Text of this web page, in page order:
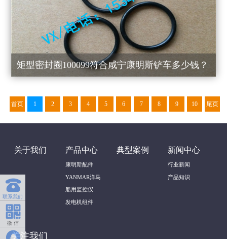
矩型密封圈100099符合咸宁康明斯铲车多少钱？
首页 1 2 3 4 5 6 7 8 9 10 尾页
关于我们 产品中心
康明斯配件
YANMAR洋马
船用监控仪
发电机组件
典型案例 新闻中心
行业新闻
产品知识
关注我们

联系我们

微 信